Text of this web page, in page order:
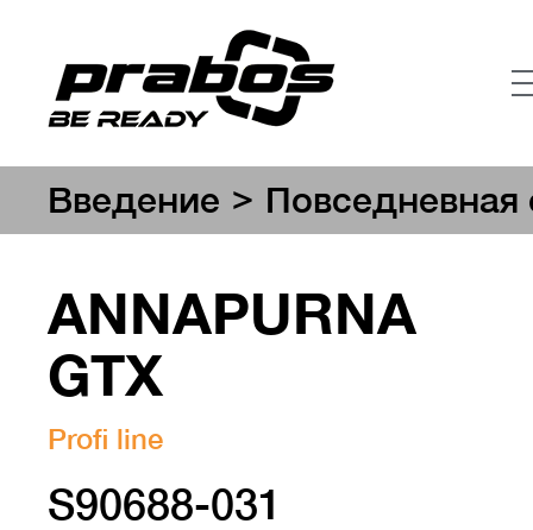
Введение > Повседневная
ANNAPURNA
GTX
Profi line
S90688-031